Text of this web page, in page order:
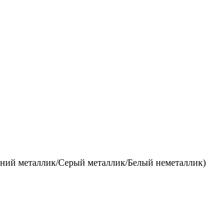
металлик/Серый металлик/Белый неметаллик)